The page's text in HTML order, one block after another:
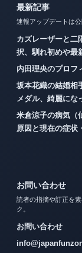
最新記事
速報アップデートは
カズレーザーと二
択、馴れ初めや最
内田理央のプロフ
坂本花織の結婚相
メダル、綺麗にな
米倉涼子の病気（
原因と現在の症状
お問い合わせ
読者の指摘や訂正を
ク。
お問い合わせ